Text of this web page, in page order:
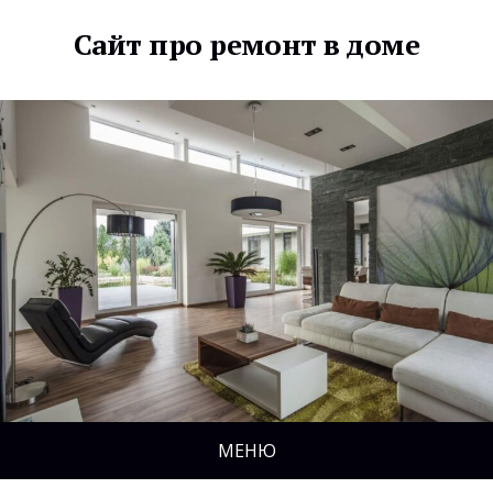
Сайт про ремонт в доме
МЕНЮ